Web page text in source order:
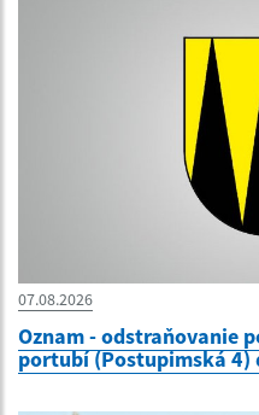
07.08.2026
Oznam - odstraňovanie
portubí (Postupimská 4)